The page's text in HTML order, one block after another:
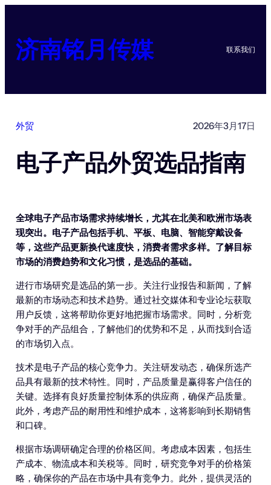
济南铭月传媒 联系我们
外贸 2026年3月17日
电子产品外贸选品指南
全球电子产品市场需求持续增长，尤其在北美和欧洲市场表
现突出。电子产品包括手机、平板、电脑、智能穿戴设备
等，这些产品更新换代速度快，消费者需求多样。了解目标
市场的消费趋势和文化习惯，是选品的基础。
进行市场研究是选品的第一步。关注行业报告和新闻，了解
最新的市场动态和技术趋势。通过社交媒体和专业论坛获取
用户反馈，这将帮助你更好地把握市场需求。同时，分析竞
争对手的产品组合，了解他们的优势和不足，从而找到合适
的市场切入点。
技术是电子产品的核心竞争力。关注研发动态，确保所选产
品具有最新的技术特性。同时，产品质量是赢得客户信任的
关键。选择有良好质量控制体系的供应商，确保产品质量。
此外，考虑产品的耐用性和维护成本，这将影响到长期销售
和口碑。
根据市场调研确定合理的价格区间。考虑成本因素，包括生
产成本、物流成本和关税等。同时，研究竞争对手的价格策
略，确保你的产品在市场中具有竞争力。此外，提供灵活的